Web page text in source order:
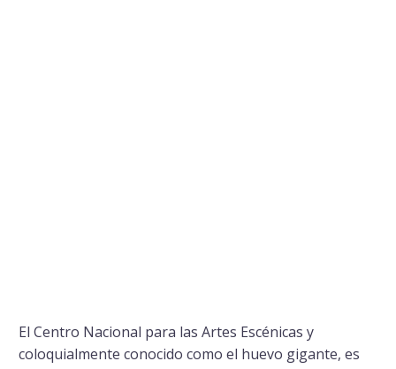
El Centro Nacional para las Artes Escénicas y
coloquialmente conocido como el huevo gigante, es